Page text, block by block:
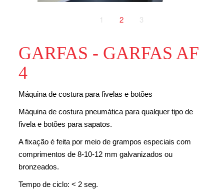
1 2 3
GARFAS - GARFAS AF
4
Máquina de costura para fivelas e botões
Máquina de costura pneumática para qualquer tipo de
fivela e botões para sapatos.
A fixação é feita por meio de grampos especiais com
comprimentos de 8-10-12 mm galvanizados ou
bronzeados.
Tempo de ciclo: < 2 seg.